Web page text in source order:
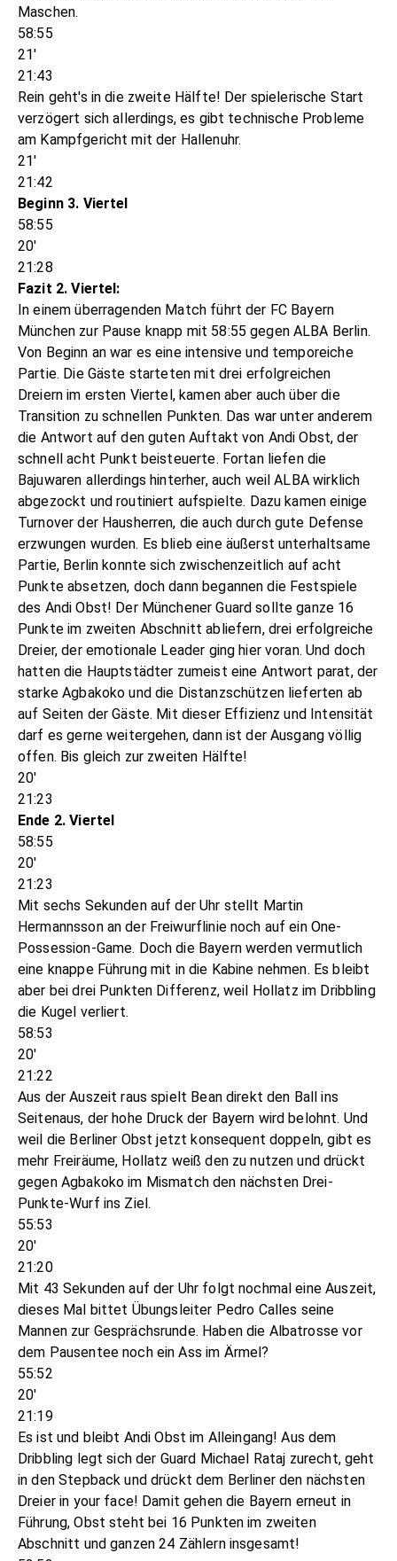
Maschen.
58:55
21'
21:43
Rein geht's in die zweite Hälfte! Der spielerische Start
verzögert sich allerdings, es gibt technische Probleme
am Kampfgericht mit der Hallenuhr.
21'
21:42
Beginn 3. Viertel
58:55
20'
21:28
Fazit 2. Viertel:
In einem überragenden Match führt der FC Bayern
München zur Pause knapp mit 58:55 gegen ALBA Berlin.
Von Beginn an war es eine intensive und temporeiche
Partie. Die Gäste starteten mit drei erfolgreichen
Dreiern im ersten Viertel, kamen aber auch über die
Transition zu schnellen Punkten. Das war unter anderem
die Antwort auf den guten Auftakt von Andi Obst, der
schnell acht Punkt beisteuerte. Fortan liefen die
Bajuwaren allerdings hinterher, auch weil ALBA wirklich
abgezockt und routiniert aufspielte. Dazu kamen einige
Turnover der Hausherren, die auch durch gute Defense
erzwungen wurden. Es blieb eine äußerst unterhaltsame
Partie, Berlin konnte sich zwischenzeitlich auf acht
Punkte absetzen, doch dann begannen die Festspiele
des Andi Obst! Der Münchener Guard sollte ganze 16
Punkte im zweiten Abschnitt abliefern, drei erfolgreiche
Dreier, der emotionale Leader ging hier voran. Und doch
hatten die Hauptstädter zumeist eine Antwort parat, der
starke Agbakoko und die Distanzschützen lieferten ab
auf Seiten der Gäste. Mit dieser Effizienz und Intensität
darf es gerne weitergehen, dann ist der Ausgang völlig
offen. Bis gleich zur zweiten Hälfte!
20'
21:23
Ende 2. Viertel
58:55
20'
21:23
Mit sechs Sekunden auf der Uhr stellt Martin
Hermannsson an der Freiwurflinie noch auf ein One-
Possession-Game. Doch die Bayern werden vermutlich
eine knappe Führung mit in die Kabine nehmen. Es bleibt
aber bei drei Punkten Differenz, weil Hollatz im Dribbling
die Kugel verliert.
58:53
20'
21:22
Aus der Auszeit raus spielt Bean direkt den Ball ins
Seitenaus, der hohe Druck der Bayern wird belohnt. Und
weil die Berliner Obst jetzt konsequent doppeln, gibt es
mehr Freiräume, Hollatz weiß den zu nutzen und drückt
gegen Agbakoko im Mismatch den nächsten Drei-
Punkte-Wurf ins Ziel.
55:53
20'
21:20
Mit 43 Sekunden auf der Uhr folgt nochmal eine Auszeit,
dieses Mal bittet Übungsleiter Pedro Calles seine
Mannen zur Gesprächsrunde. Haben die Albatrosse vor
dem Pausentee noch ein Ass im Ärmel?
55:52
20'
21:19
Es ist und bleibt Andi Obst im Alleingang! Aus dem
Dribbling legt sich der Guard Michael Rataj zurecht, geht
in den Stepback und drückt dem Berliner den nächsten
Dreier in your face! Damit gehen die Bayern erneut in
Führung, Obst steht bei 16 Punkten im zweiten
Abschnitt und ganzen 24 Zählern insgesamt!